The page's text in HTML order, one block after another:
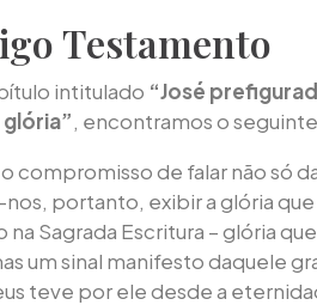
Testamento
intitulado “José
, encontramos o
compromisso de falar não só
nos, portanto, exibir a glória
Sagrada Escritura – glória
um sinal manifesto daquele
teve por ele desde a